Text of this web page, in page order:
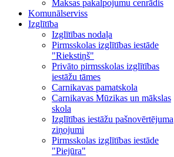
Maksas pakalpojumu cenrādis
Komunālserviss
Izglītība
Izglītības nodaļa
Pirmsskolas izglītības iestāde
"Riekstiņš"
Privāto pirmsskolas izglītības
iestāžu tāmes
Carnikavas pamatskola
Carnikavas Mūzikas un mākslas
skola
Izglītības iestāžu pašnovērtējuma
ziņojumi
Pirmsskolas izglītības iestāde
"Piejūra"